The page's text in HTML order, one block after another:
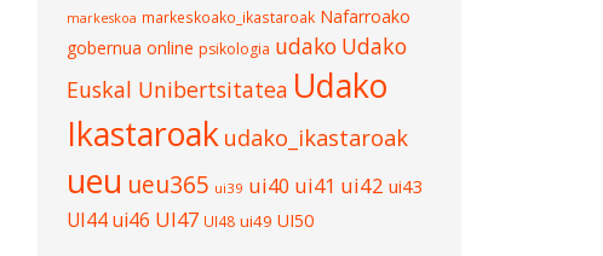
markeskoa markeskoako_ikastaroak Nafarroako
gobernua online psikologia udako Udako
Euskal Unibertsitatea Udako
Ikastaroak udako_ikastaroak
ueu ueu365 ui39 ui40 ui41 ui42 ui43
UI44ui46 UI47 UI48 ui49 UI50